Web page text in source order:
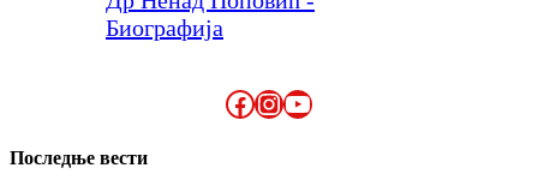
Биографија
Facebook
Instagram
YouTube
Последње вести